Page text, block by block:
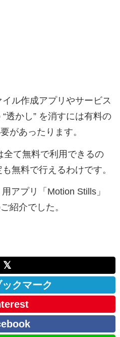
ル作成アプリやサービス
透かし” を消すには有料の
があったります。
全て無料で利用できるの
無料で行えるわけです。
アプリ「Motion Stills」
紹介でした。
𝕏
クマーク